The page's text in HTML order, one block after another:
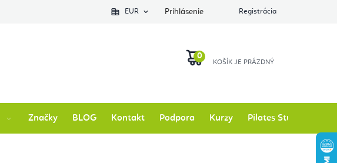
EUR Prihlásenie Registrácia
KOŠÍK
Značky BLOG Kontakt Podpora Kurzy Pilates Studio